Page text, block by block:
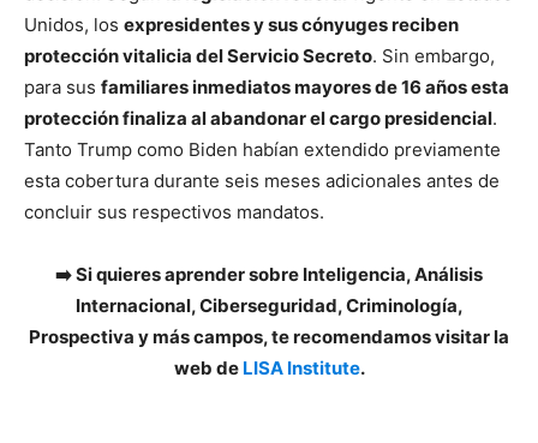
Unidos, los expresidentes y sus cónyuges reciben
protección vitalicia del Servicio Secreto. Sin embargo,
para sus familiares inmediatos mayores de 16 años esta
protección finaliza al abandonar el cargo presidencial.
Tanto Trump como Biden habían extendido previamente
esta cobertura durante seis meses adicionales antes de
concluir sus respectivos mandatos.
➡️ Si quieres aprender sobre Inteligencia, Análisis
Internacional, Ciberseguridad, Criminología,
Prospectiva y más campos, te recomendamos visitar la
web de LISA Institute.